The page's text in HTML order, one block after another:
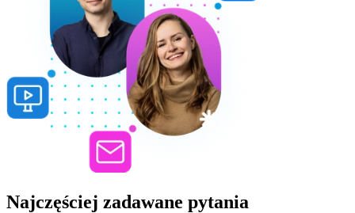
Najczęściej zadawane pytania